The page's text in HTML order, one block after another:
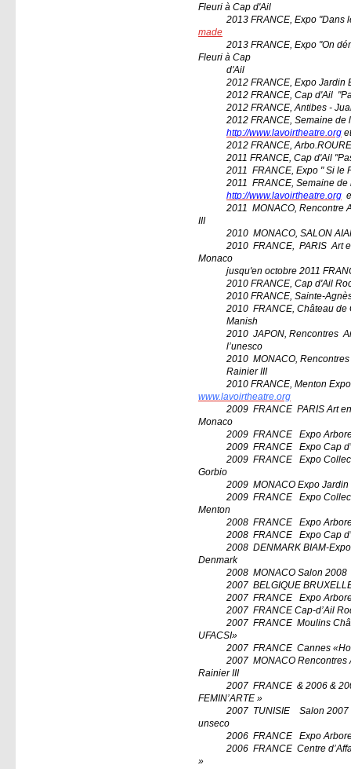
Fleuri à Cap d'Ail
2013 FRANCE, Expo "Dans
made
2013 FRANCE, Expo "On
Fleuri à Cap
d'Ail
2012 FRANCE, Expo Jardin
2012 FRANCE, Cap d'Ail
2012 FRANCE, Antibes -
2012 FRANCE, Semaine de
http://www.lavoirtheatre.org et
2012 FRANCE,
2011 FRANCE, Cap d'Ail
2011
FRANCE, Expo " Si le
2011
FRANCE, Semaine
http://www.lavoirtheatre.org
2011
MONACO, Rencontre
III
2010 MONACO, SALON
2010 FRANCE, PARIS Art
Monaco
jusqu'en octobre 2011
2010 FRANCE, Cap d'Ail
2010 FRANCE, Sainte-
2010 FRANCE, Château de
Manish
2010 JAPON, Rencontres
l’unesco
2010 MONACO, Rencontres
Rainier III
2010 FRANCE, Menton
www.lavoirtheatre.org
2009 FRANCE PARIS Art
Monaco
2009 FRANCE
Expo
2009 FRANCE
Expo Cap
2009 FRANCE
Expo
Gorbio
2009 MONACO Expo
2009 FRANCE
Expo
Menton
2008 FRANCE
Expo
2008 FRANCE
Expo Cap
2008 DENMARK BIAM-
Denmark
2008 MONACO Salon 2008
2007 BELGIQUE
2007 FRANCE
Expo
2007 FRANCE Cap-d’Ail
2007 FRANCE Moulins
UFACSI»
2007 FRANCE Cannes
2007 MONACO
Rainier III
2007 FRANCE & 2006 &
FEMIN’ARTE »
2007 TUNISIE
Salon 2007
unseco
2006 FRANCE
Expo
2006 FRANCE Centre
»